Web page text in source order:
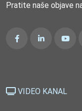
Pratite naše objave
VIDEO KANAL